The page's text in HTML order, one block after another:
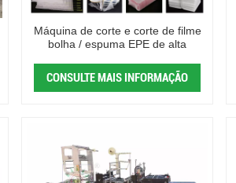
Máquina de corte e corte de filme
bolha / espuma EPE de alta
CONSULTE MAIS INFORMAÇÃO